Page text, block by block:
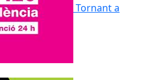
Tornant a